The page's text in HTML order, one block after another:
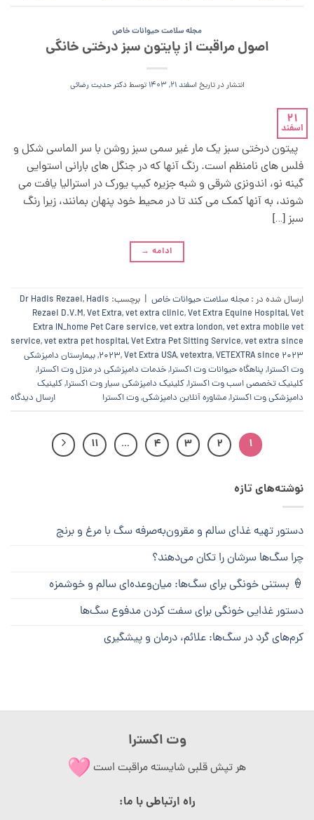
مجله سلامت حیوانات خاص
اصول مراقبت از پایتون سبز درختی خانگی
انتشار در تاریخ اسفند 21, 1403 توسطدکتر حدیث رضائی
21
اسفند
پیتون درختی سبز یک مار غیر سمی سبز روشن با سر الماسی شکل و
فلس های نامنظم است. رنگ آنها که در جنگل های بارانی استوایی
گینه نو، اندونزی شرقی و شبه جزیره کیپ یورک در استرالیا یافت می
شوند، به آنها کمک می کند تا در محیط خود پنهان بمانند، زیرا رنگ
سبز […]
ادامه →
ارسال شده در : مجله سلامت حیوانات خاص | برچسب: Dr Hadis Rezaei, Hadis
Rezaei D.V.M,Vet Extra,vet extra clinic,Vet Extra Equine Hospital,Vet
Extra IN_home Pet Care service,vet extra london,vet extra mobile vet
service,vet extra pet hospital,Vet Extra Pet Sitting Service,vet extra since
2023,Vet Extra USA,vetextra,VETEXTRA since 2023
,بیمارستان دامپزشکی
وت اکسترا,پناهگاه حیوانات وت اکسترا,خدمات دامپزشکی در منزل وت اکسترا,
کلینیک تخصصی اسب وت اکسترا,کلینیک دامپزشکی سیار وت اکسترا,کلینیک
دامپزشکی وت اکسترا,مشاوره آنلاین دامپزشکی,وت اکسترا ارسال دیدگاه
1
2
3
4
…
11
نوشته‌های تازه
دستور تهیه غذای سالم و مقرون‌به‌صرفه سگ با مرغ و برنج
چرا سگ‌ها سرشان را تکان می‌دهند؟
🍦 بستنی خونگی برای سگ‌ها: میان‌وعده‌ای سالم و خوشمزه
دستور غذایی خونگی برای سفت کردن مدفوع سگ‌ها
کرم‌های گرد در سگ‌ها: علائم، درمان و پیشگیری
وت اکسترا
هر تپش قلبی شایسته مراقبت است
راه ارتباطی با ما: